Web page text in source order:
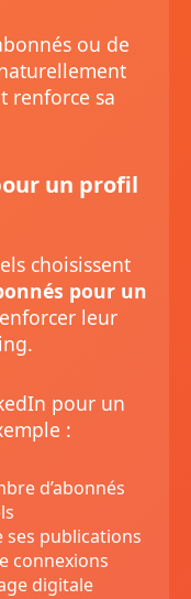
ou de
renforce sa
un profil
choisissent
pour un
leur
pour un
:
d’abonnés
ses publications
connexions
digitale